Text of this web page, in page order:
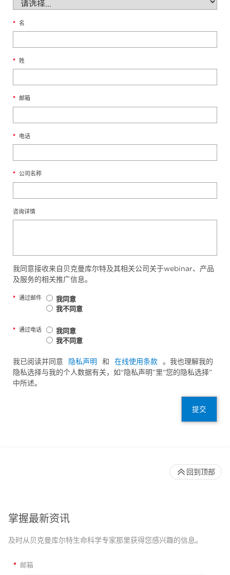
* 名
* 姓
* 邮箱
* 电话
* 公司名称
咨询详情
我同意接收来自贝克曼库尔特及其相关公司关于webinar、产品
及服务的相关推广信息。
* 通过邮件
我同意
我不同意
* 通过电话
我同意
我不同意
我已阅读并同意 隐私声明 和 在线使用条款
。我也理解我的
隐私选择与我的个人数据有关，如“隐私声明”里“您的隐私选择”
中所述。
提交
掌握最新资讯
及时从贝克曼库尔特生命科学专家那里获得您感兴趣的信息。
* 邮箱
回到顶部